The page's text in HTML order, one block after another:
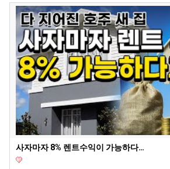
사자마자 8% 렌트수익이 가능하다는 호주 새집 1부